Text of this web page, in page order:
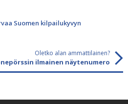
Suomen kilpailukyvyn
Oletko alan ammattilainen?
ilmainen näytenumero